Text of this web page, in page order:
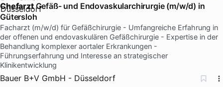
ChefarztGefäß- und Endovaskularchirurgie (m/w/d) in
Gütersloh
Facharzt (m/w/d) für Gefäßchirurgie - Umfangreiche Erfahrung in
der offenen und endovaskulären Gefäßchirurgie - Expertise in der
Behandlung komplexer aortaler Erkrankungen -
Führungserfahrung und Interesse an strategischer
Klinikentwicklung
Bauer B+V GmbH - Düsseldorf